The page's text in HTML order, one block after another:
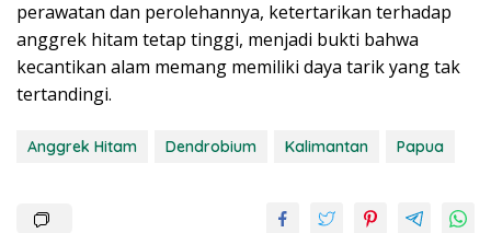
perawatan dan perolehannya, ketertarikan terhadap
anggrek hitam tetap tinggi, menjadi bukti bahwa
kecantikan alam memang memiliki daya tarik yang tak
tertandingi.
Anggrek Hitam Dendrobium Kalimantan Papua